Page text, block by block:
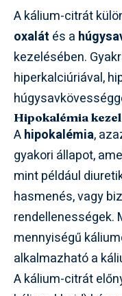
A kálium-citrát
oxalát és a
kezelésében.
hiperkalciúriával,
Hipokalémia
Ahipokalémia,
gyakori állapot,
mint például
hasmenés, vagy
rendellenességek.
mennyiségű
alkalmazható a
A kálium-citrát